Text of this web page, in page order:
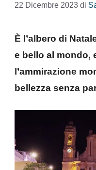
22 Dicembre 2023 di
È l’albero di
e bello al mondo,
l’ammirazione
bellezza senza